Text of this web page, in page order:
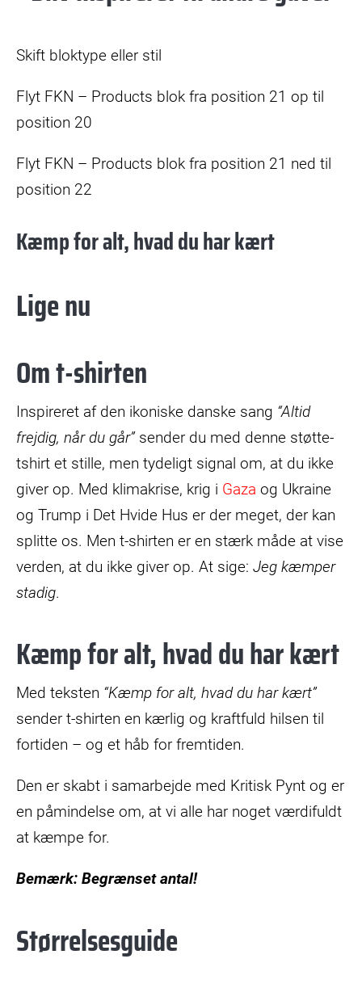
Skift bloktype eller stil
Flyt FKN – Products blok fra position 21 op til
position 20
Flyt FKN – Products blok fra position 21 ned til
position 22
Kæmp for alt, hvad du har kært
Lige nu
Om t-shirten
Inspireret af den ikoniske danske sang “Altid
frejdig, når du går”sender du med denne støtte-
tshirt et stille, men tydeligt signal om, at du ikke
giver op. Med klimakrise, krig i Gaza og Ukraine
og Trump i Det Hvide Hus er der meget, der kan
splitte os. Men t-shirten er en stærk måde at vise
verden, at du ikke giver op. At sige: Jeg kæmper
stadig.
Kæmp for alt, hvad du har kært
Med teksten “Kæmp for alt, hvad du har kært”
sender t-shirten en kærlig og kraftfuld hilsen til
fortiden – og et håb for fremtiden.
Den er skabt i samarbejde med Kritisk Pynt og er
en påmindelse om, at vi alle har noget værdifuldt
at kæmpe for.
Bemærk: Begrænset antal!
Størrelsesguide